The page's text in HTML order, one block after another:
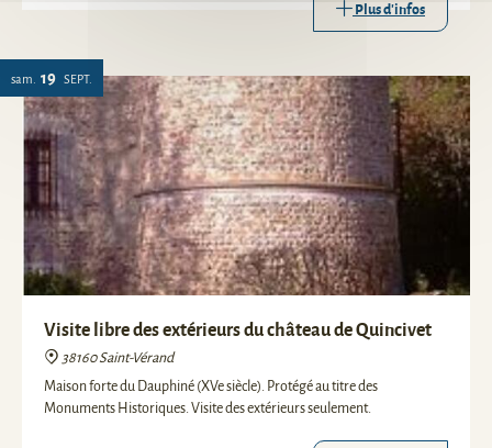
Plus d'infos
sam. 19 SEPT.
Visite libre des extérieurs du château de Quincivet
38160 Saint-Vérand
Maison forte du Dauphiné (XVe siècle). Protégé au titre des
Monuments Historiques. Visite des extérieurs seulement.